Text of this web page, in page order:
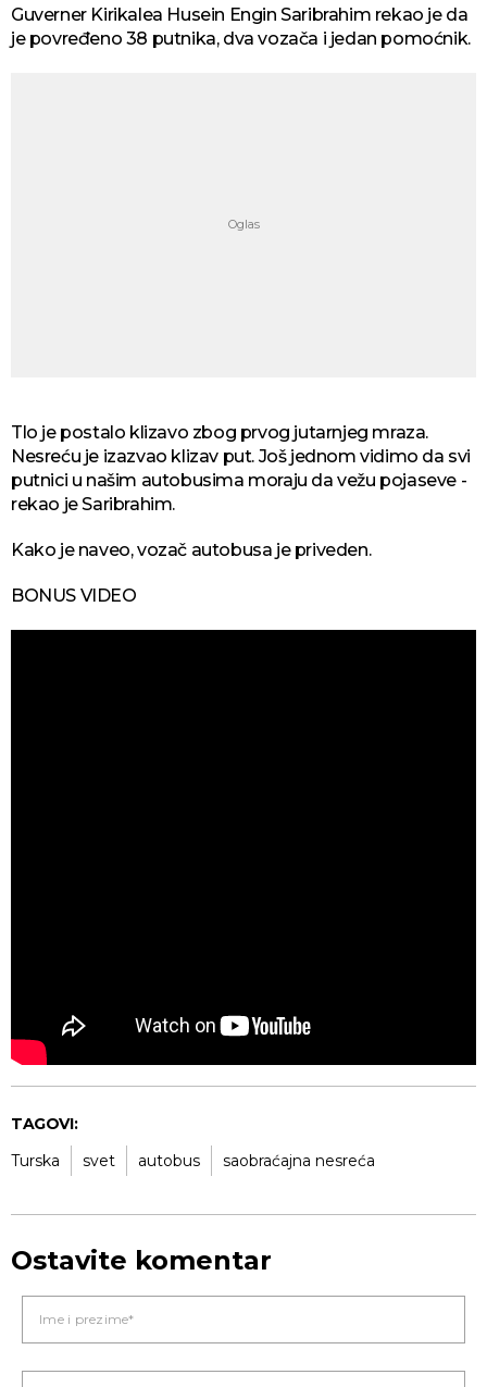
Guverner Kirikalea Husein Engin Saribrahim rekao je da
je povređeno 38 putnika, dva vozača i jedan pomoćnik.
Tlo je postalo klizavo zbog prvog jutarnjeg mraza.
Nesreću je izazvao klizav put. Još jednom vidimo da svi
putnici u našim autobusima moraju da vežu pojaseve -
rekao je Saribrahim.
Kako je naveo, vozač autobusa je priveden.
BONUS VIDEO
TAGOVI:
Turska
svet autobus saobraćajna nesreća
Ostavite komentar